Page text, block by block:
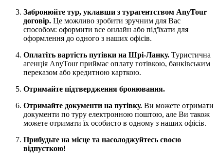
Забронюйте тур, уклавши з турагентством AnyTour
договір. Це можливо зробити зручним для Вас
способом: оформити все онлайн або під'їхати для
оформлення до одного з наших офісів.
Оплатіть вартість путівки на Шрі-Ланку. Туристична
агенція AnyTour приймає оплату готівкою, банківським
переказом або кредитною карткою.
Отримайте підтвердження бронювання.
Отримайте документи на путівку. Ви можете отримати
документи по туру електронною поштою, але Ви також
можете отримати їх особисто в одному з наших офісів.
Прибудьте на місце та насолоджуйтесь своєю
відпусткою!